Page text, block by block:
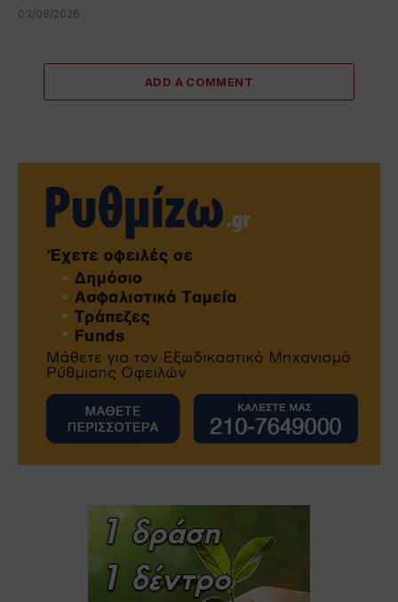
03/08/2026
ADD A COMMENT